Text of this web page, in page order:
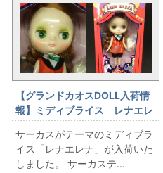
【グランドカオスDOLL入荷情
報】ミディブライス レナエレ
ナ
サーカスがテーマのミディブラ
イス「レナエレナ」が入荷いた
しました。 サーカステ...